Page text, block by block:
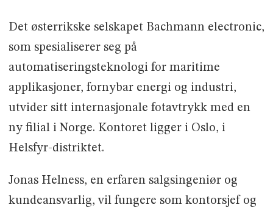
Det østerrikske selskapet Bachmann electronic,
som spesialiserer seg på
automatiseringsteknologi for maritime
applikasjoner, fornybar energi og industri,
utvider sitt internasjonale fotavtrykk med en
ny filial i Norge. Kontoret ligger i Oslo, i
Helsfyr-distriktet.
Jonas Helness, en erfaren salgsingeniør og
kundeansvarlig, vil fungere som kontorsjef og